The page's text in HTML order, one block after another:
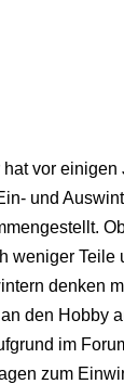
vor einigen
und
weniger Teile
denken
den Hobby
im
zum